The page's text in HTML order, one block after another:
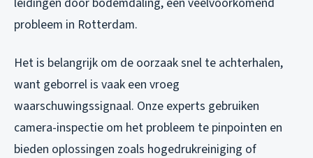
probleem in Rotterdam.
Het is belangrijk om de oorzaak snel te achterhalen,
want geborrel is vaak een vroeg
waarschuwingssignaal. Onze experts gebruiken
camera-inspectie om het probleem te pinpointen en
bieden oplossingen zoals hogedrukreiniging of